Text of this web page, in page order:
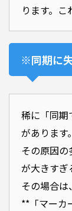
ります。こ
※同期に
稀に「同期
があります。
その原因
が大きすぎ
その場合は
**「マーカ